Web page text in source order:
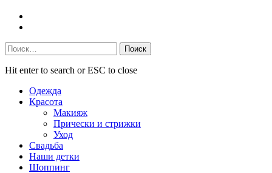
Найти:
Hit enter to search or ESC to close
Одежда
Красота
Макияж
Прически и стрижки
Уход
Свадьба
Наши детки
Шоппинг